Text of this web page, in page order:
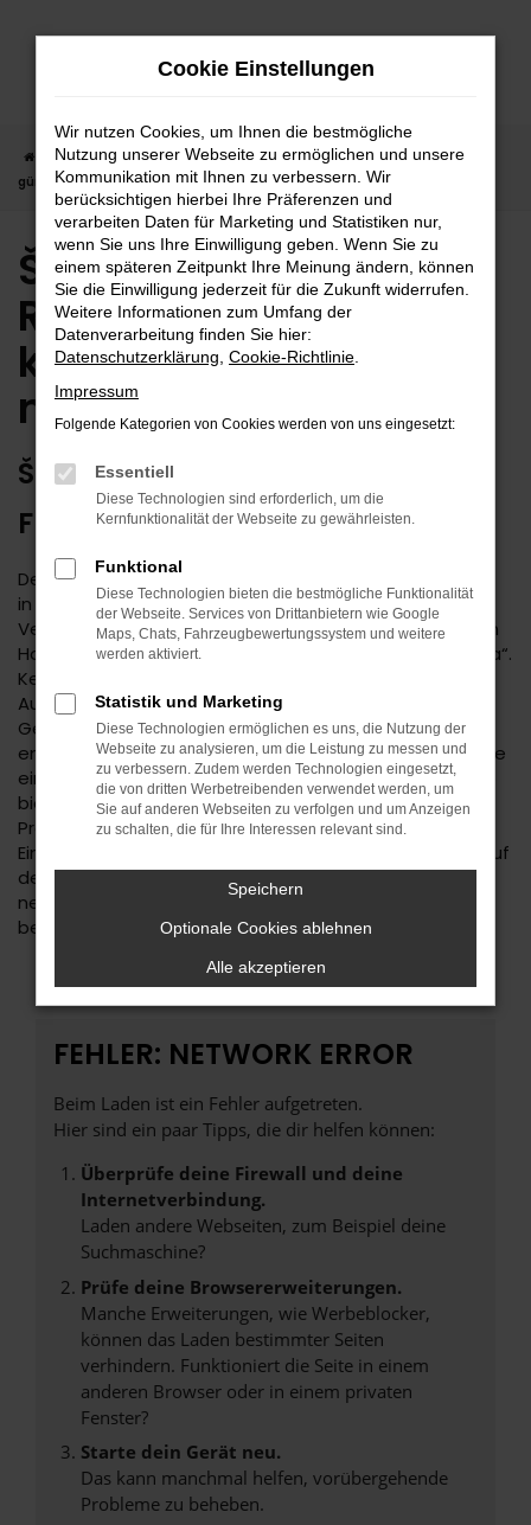
Zum
Startseite Reutlingen Škoda
Škoda Octavia in Reutlingen
günstig kaufen | Lieferservice nach Reutlingen
Škoda Octavia in
Reutlingen günstig
kaufen | Lieferservice
nach Reutlingen
ŠKODA OCTAVIA – ERSTKLASSIG
FÜR REUTLINGEN GEEIGNET
Der Škoda Octavia ist eine kluge Wahl für Ihre Mobilität
in Reutlingen. Bei diesem Fahrzeug gehen
Vernunftsargumente und emotionale Aspekte Hand in
Hand und geben beide den Ausschlag für ein klares „Ja“.
Kennzeichnend für den Škoda Octavia ist die
Ausstattung. Unabhängig davon, ob Sie sich für einen
Gebrauchtwagen und damit für ein älteres Baujahr
entscheiden oder einen Neuwagen wählen erhalten Sie
ein rundum tadelloses Modell. Wir vom Autohaus Daub
bieten Ihnen den Škoda Octavia zu einem exzellenten
Preis und ermöglichen zudem immer wieder das
Einsteigen in Sondermodelle. Wenn Sie Ihre Mobilität auf
den Straßen von Reutlingen und Umgebung auf ein
neues Level heben möchten, ist der Škoda Octavia
bestens geeignet.
FEHLER: NETWORK ERROR
Beim Laden ist ein Fehler aufgetreten.
Hier sind ein paar Tipps, die dir helfen können:
Überprüfe deine Firewall und deine
Internetverbindung.
Laden andere Webseiten, zum Beispiel deine
Suchmaschine?
Prüfe deine Browsererweiterungen.
Manche Erweiterungen, wie Werbeblocker,
können das Laden bestimmter Seiten
verhindern. Funktioniert die Seite in einem
anderen Browser oder in einem privaten
Fenster?
Starte dein Gerät neu.
Das kann manchmal helfen, vorübergehende
Probleme zu beheben.
Cookie Einstellungen
Wir nutzen Cookies, um Ihnen die bestmögliche
Nutzung unserer Webseite zu ermöglichen und unsere
Kommunikation mit Ihnen zu verbessern. Wir
berücksichtigen hierbei Ihre Präferenzen und
verarbeiten Daten für Marketing und Statistiken nur,
wenn Sie uns Ihre Einwilligung geben. Wenn Sie zu
einem späteren Zeitpunkt Ihre Meinung ändern, können
Sie die Einwilligung jederzeit für die Zukunft widerrufen.
Weitere Informationen zum Umfang der
Datenverarbeitung finden Sie hier:
Datenschutzerklärung Cookie-Richtlinie
Impressum
Folgende Kategorien von Cookies werden von uns eingesetzt:
Essentiell
Diese Technologien sind erforderlich, um die
Kernfunktionalität der Webseite zu gewährleisten.
Funktional
Diese Technologien bieten die bestmögliche Funktionalität
der Webseite. Services von Drittanbietern wie Google
Maps, Chats, Fahrzeugbewertungssystem und weitere
werden aktiviert.
Statistik und Marketing
Diese Technologien ermöglichen es uns, die Nutzung der
Webseite zu analysieren, um die Leistung zu messen und
zu verbessern. Zudem werden Technologien eingesetzt,
die von dritten Werbetreibenden verwendet werden, um
Sie auf anderen Webseiten zu verfolgen und um Anzeigen
zu schalten, die für Ihre Interessen relevant sind.
Speichern
Optionale Cookies ablehnen
Alle akzeptieren